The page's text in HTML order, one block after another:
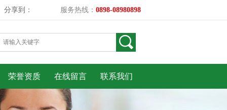
服务热线： 0898-08980898
分享到：
荣誉资质 在线留言 联系我们